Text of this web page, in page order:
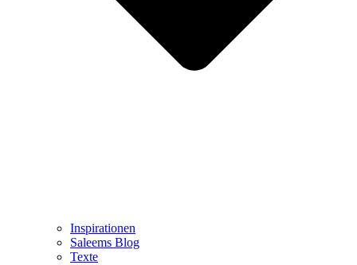
Inspirationen
Saleems Blog
Texte